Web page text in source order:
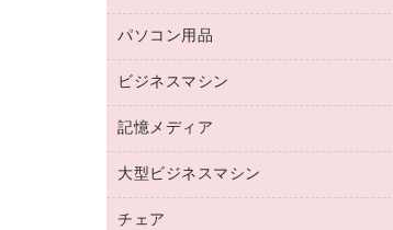
リサイクルトナー（プール方式）
リサイクルインクカートリッジ
プリンタ用リボン
トナーカートリッジ
名刺用紙
ワープロ用紙
ラベル用紙
プロッター用紙
パソコン用品
パソコン周辺機器
マウスパッド
マウス
パソコンバッグ／収納用品
ビジネスマシン
電話機
レーザープリンタ／複合機
メモリーカード
記憶メディア
ブルーレイディスク
大型ビジネスマシン
プリンタ
チェア